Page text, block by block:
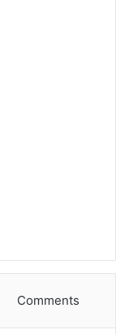
Comments